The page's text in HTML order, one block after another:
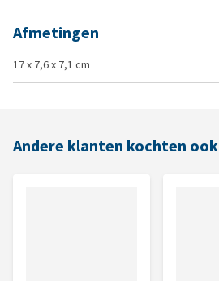
Afmetingen
17 x 7,6 x 7,1 cm
Andere klanten kochten ook